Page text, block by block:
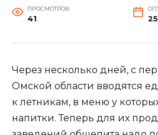
ПРОСМОТРОВ
41
Через несколько дней, с
Омской области вводятся
к летникам, в меню у
напитки. Теперь для их